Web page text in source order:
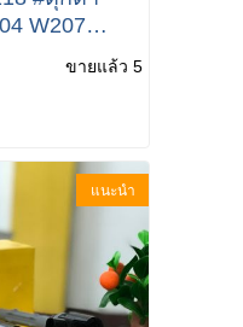
W207
410 09 81
+ลูกปืน
เบอร์
ขายแล้ว 5
แนะนำ